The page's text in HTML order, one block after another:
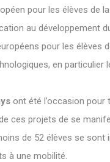
pour les élèves de la
au développement
pour les élèves
en particulier
ont été l’occasion pour
ces projets de se
de 52 élèves se sont
à une mobilité.